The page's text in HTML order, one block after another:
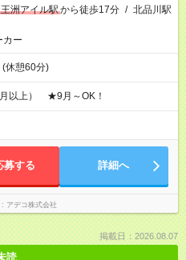
洲アイル駅から徒歩17分 / 北品川駅
カー
休憩60分)
以上） ★9月～OK！
募する 詳細へ
アデコ株式会社
掲載日：2026.08.07
読